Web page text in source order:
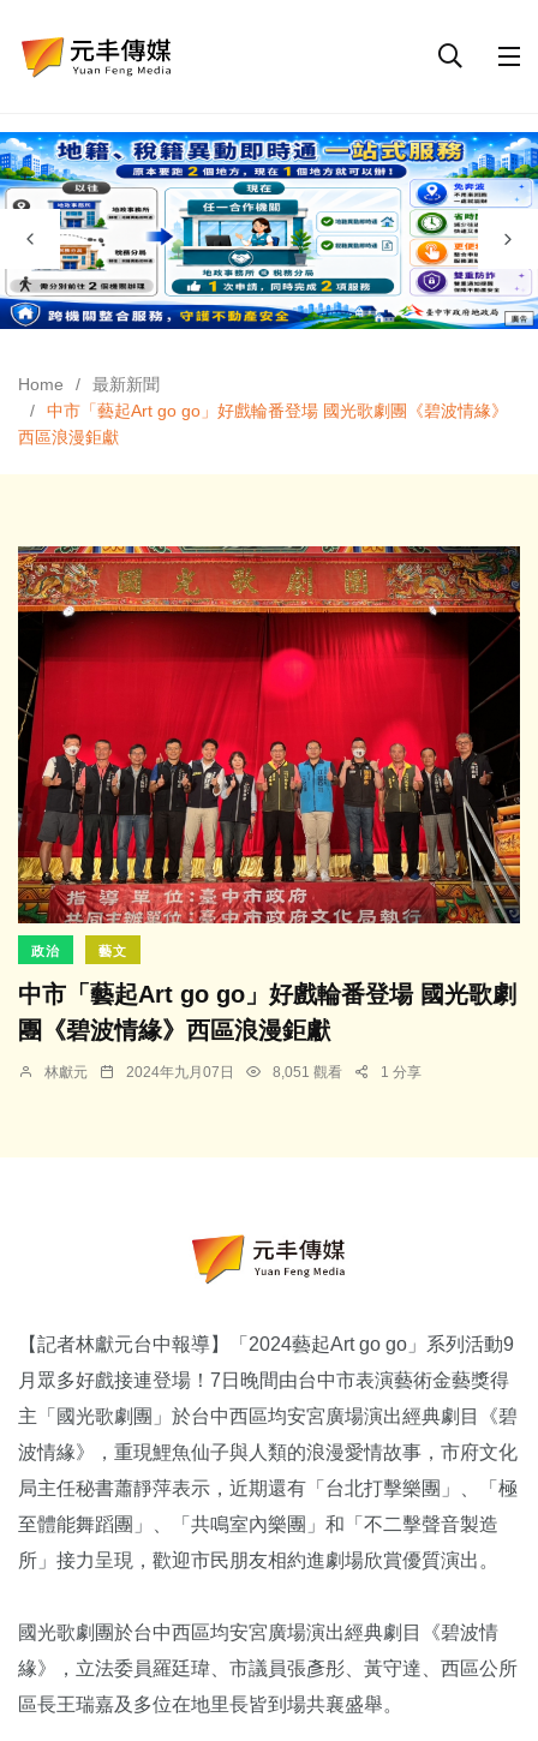
Home
最新新聞
中市「藝起Art go go」好戲輪番登場 國光歌劇團《碧波情緣》
西區浪漫鉅獻
政治 藝文
中市「藝起Art go go」好戲輪番登場 國光歌劇
團《碧波情緣》西區浪漫鉅獻
林獻元 2024年九月07日 8,051 觀看 1 分享
【記者林獻元台中報導】「2024藝起Art go go」系列活動9
月眾多好戲接連登場！7日晚間由台中市表演藝術金藝獎得
主「國光歌劇團」於台中西區均安宮廣場演出經典劇目《碧
波情緣》，重現鯉魚仙子與人類的浪漫愛情故事，市府文化
局主任秘書蕭靜萍表示，近期還有「台北打擊樂團」、「極
至體能舞蹈團」、「共鳴室內樂團」和「不二擊聲音製造
所」接力呈現，歡迎市民朋友相約進劇場欣賞優質演出。
國光歌劇團於台中西區均安宮廣場演出經典劇目《碧波情
緣》，立法委員羅廷瑋、市議員張彥彤、黃守達、西區公所
區長王瑞嘉及多位在地里長皆到場共襄盛舉。